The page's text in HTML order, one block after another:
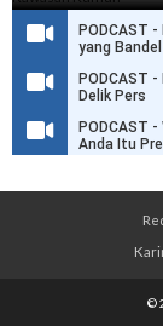
PODCAST
yang
PODCAST
Delik Pers
PODCAST -
Anda Itu
©